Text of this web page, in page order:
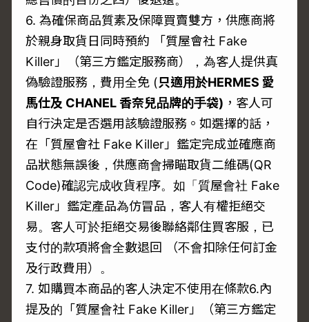
6. 為確保商品質素及保障買賣雙方，供應商將
於親身取貨日同時預約 「質屋會社 Fake
Killer」（第三方鑑定服務商），為客人提供真
偽驗證服務，費用全免 (只適用於HERMES 愛
馬仕及 CHANEL香奈兒品牌的手袋) ，客人可
自行決定是否選用該驗證服務。如選擇的話，
在「質屋會社 Fake Killer」鑑定完成並確應商
品狀態無誤後，供應商會掃瞄取貨二維碼(QR
Code)確認完成收貨程序。如「質屋會社 Fake
Killer」鑑定產品為仿冒品，客人有權拒絕交
易。客人可於拒絕交易後聯絡鄰住買客服，已
支付的款項將會全數退回 （不會扣除任何訂金
及行政費用）。
7. 如購買本商品的客人決定不使用在條款6.內
提及的「質屋會社 Fake Killer」（第三方鑑定